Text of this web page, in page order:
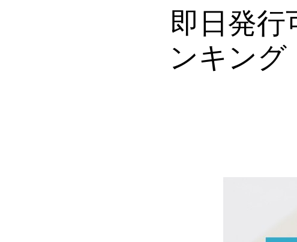
即日発
ンキン